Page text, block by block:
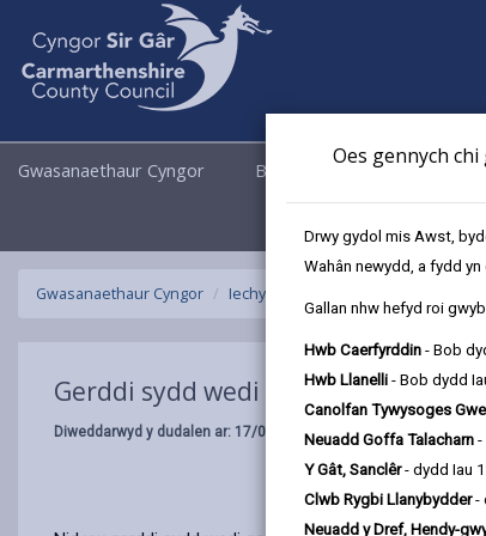
Oes gennych chi
Drwy gydol mis Awst,
Wahân newydd, a fydd
Gallan nhw hefyd roi
Hwb Caerfyrddin - Bob
Hwb Llanelli - Bob dydd
Canolfan Tywysoges
Neuadd Goffa Talacharn -
Y Gât, Sanclêr- dydd Iau
Clwb Rygbi Llanybydder-
Neuadd y Dref, Hendy-
Gwasanaethaur Cyngor Busnes Cyngor a
Gwasanaethaur Cyngor Iechyd yr Amgylchedd
Gerddi sydd wedi gordyfu
Diweddarwyd y dudalen ar: 17/04/2025